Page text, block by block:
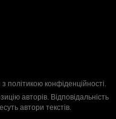
з політикою конфіденційності.
авторів. Відповідальність
автори текстів.